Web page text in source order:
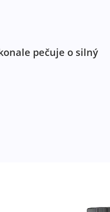
pečuje o silný